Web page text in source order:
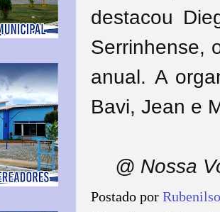
destacou
Serrinhense,
anual. A
Bavi, Jean e
@ Nossa
Postado por